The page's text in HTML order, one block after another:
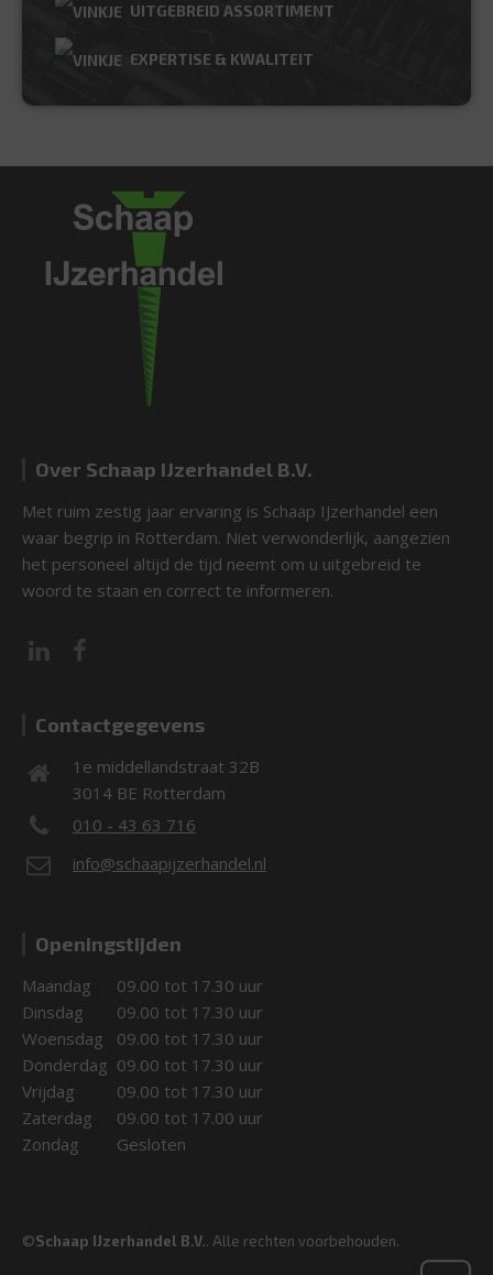
UITGEBREID ASSORTIMENT
EXPERTISE & KWALITEIT
Over Schaap IJzerhandel B.V.
Met ruim zestig jaar ervaring is Schaap IJzerhandel een
waar begrip in Rotterdam. Niet verwonderlijk, aangezien
het personeel altijd de tijd neemt om u uitgebreid te
woord te staan en correct te informeren.
Contactgegevens
1e middellandstraat 32B
3014 BE Rotterdam
010 - 43 63 716
info@schaapijzerhandel.nl
Openingstijden
Maandag
09.00 tot 17.30 uur
Dinsdag
09.00 tot 17.30 uur
Woensdag
09.00 tot 17.30 uur
Donderdag 09.00 tot 17.30 uur
Vrijdag
09.00 tot 17.30 uur
Zaterdag
09.00 tot 17.00 uur
Zondag
Gesloten
©Schaap IJzerhandel B.V. . Alle rechten voorbehouden.